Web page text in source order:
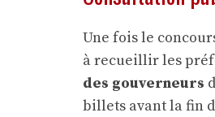
Une fois le
à recueillir les
des gouverneurs
billets avant la fin